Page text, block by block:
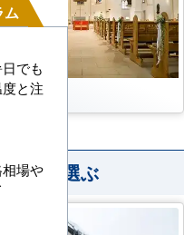
の他
コンを選ぶ
ム
でも
と注
場や